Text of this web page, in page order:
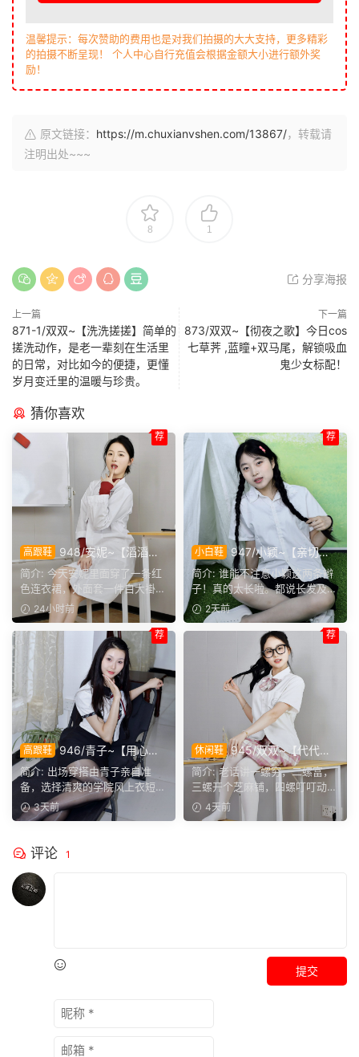
温馨提示：每次赞助的费用也是对我们拍摄的大大支持，更多精彩
的拍摄不断呈现！ 个人中心自行充值会根据金额大小进行额外奖
励！
原文链接： https://m.chuxianvshen.com/13867/，转载请
注明出处~~~
8 1
分享海报
上一篇
871-1/双双~【洗洗搓搓】简单的
搓洗动作，是老一辈刻在生活里
的日常，对比如今的便捷，更懂
岁月变迁里的温暖与珍贵。
下一篇
873/双双~【彻夜之歌】今日cos
七草荠 ,蓝瞳+双马尾，解锁吸血
鬼少女标配！
猜你喜欢
高跟鞋
948/安妮~【滔滔不
绝】无需面对面，一通电话就
能彻夜长谈，这大概就是女生
之间难得的默契。
简介: 今天安妮里面穿了一条红
色连衣裙，外面套一件白大褂，
正聊起和闺蜜通电话的...
24小时前
荐
小白鞋
947/小颖~【亲切大
方】神情温和从容，是印象里
邻家女孩的样子，温顺恬静，
越看越舒服。
简介: 谁能不注意小颖这两条辫
子！真的太长啦。都说长发及
腰，她这编好的麻花辫，...
2天前
荐
高跟鞋
946/青子~【用心准
备】来看青子亲自准备的整套
穿搭，经典学院风上身，这套
上身效果很合意。
简介: 出场穿搭由青子亲自准
备，选择清爽的学院风上衣短
裙。两双同款材质的袜子，...
3天前
荐
休闲鞋 945/双双~【代代相
传】提起手指螺纹的老话，不
少人小时候都听过，大家还能
回忆起几句？
简介: 老话讲一螺穷，二螺富，
三螺开个芝麻铺，四螺叮叮动，
五螺挑屎桶。和双双聊...
4天前
荐
评论 1
提交